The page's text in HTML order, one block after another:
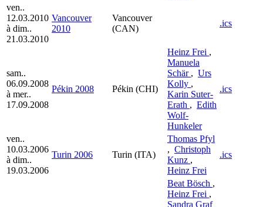
ven..
12.03.2010
à dim..
21.03.2010
Vancouver
2010
Vancouver
(CAN)
.ics
sam..
06.09.2008
à mer..
17.09.2008
Pékin 2008 Pékin (CHI)
Heinz Frei ,
Manuela
Schär , Urs
Kolly ,
Karin Suter-
Erath , Edith
Wolf-
Hunkeler
.ics
ven..
10.03.2006
à dim..
19.03.2006
Turin 2006 Turin (ITA)
Thomas Pfyl
, Christoph
Kunz ,
Heinz Frei
.ics
Beat Bösch ,
Heinz Frei ,
Sandra Graf